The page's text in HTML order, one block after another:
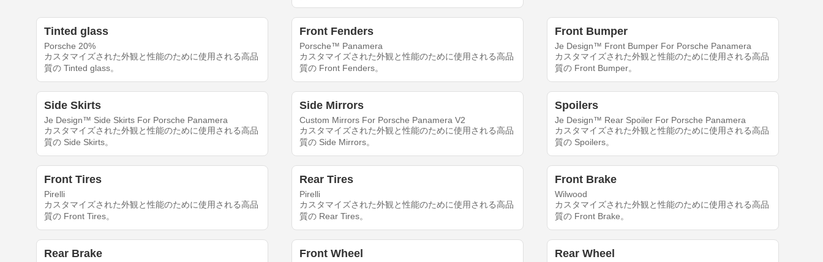
Tinted glass
Porsche 20%
カスタマイズされた外観と性能のために使用される高品
質の Tinted glass。
Front Fenders
Porsche™ Panamera
カスタマイズされた外観と性能のために使用される高品
質の Front Fenders。
Front Bumper
Je Design™ Front Bumper For Porsche Panamera
カスタマイズされた外観と性能のために使用される高品
質の Front Bumper。
Side Skirts
Je Design™ Side Skirts For Porsche Panamera
カスタマイズされた外観と性能のために使用される高品
質の Side Skirts。
Side Mirrors
Custom Mirrors For Porsche Panamera V2
カスタマイズされた外観と性能のために使用される高品
質の Side Mirrors。
Spoilers
Je Design™ Rear Spoiler For Porsche Panamera
カスタマイズされた外観と性能のために使用される高品
質の Spoilers。
Front Tires
Pirelli
カスタマイズされた外観と性能のために使用される高品
質の Front Tires。
Rear Tires
Pirelli
カスタマイズされた外観と性能のために使用される高品
質の Rear Tires。
Front Brake
Wilwood
カスタマイズされた外観と性能のために使用される高品
質の Front Brake。
Rear Brake Front Wheel Rear Wheel